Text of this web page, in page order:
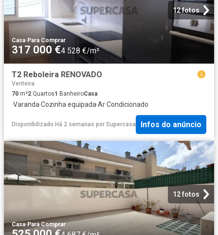
12 fotos
Casa·Para Comprar
317 000 €4 528 €/m²
T2 Reboleira RENOVADO
Venteira
70 m²2 Quartos1 BanheiroCasa
·Varanda·Cozinha equipada·Ar Condicionado
Disponibilizado Há 2 semanas por Supercasa Infos do anúncio
12 fotos
Casa·Para Comprar